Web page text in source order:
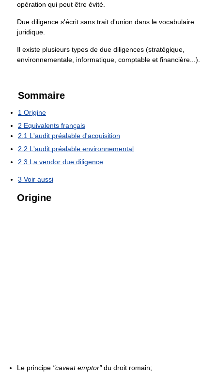
opération qui peut être évité.
Due diligence s'écrit sans trait d'union dans le vocabulaire
juridique.
Il existe plusieurs types de due diligences (stratégique,
environnementale, informatique, comptable et financière...).
Sommaire
1 Origine
2 Equivalents français
2.1 L'audit préalable d'acquisition
2.2 L'audit préalable environnemental
2.3 La vendor due diligence
3 Voir aussi
Origine
Le principe "caveat emptor"du droit romain;